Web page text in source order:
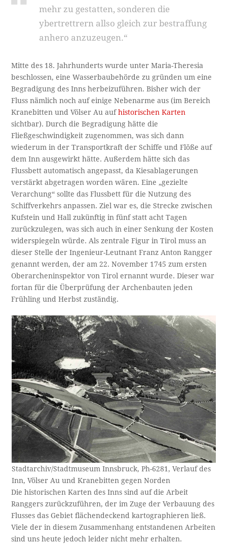
mehr zu gestatten, sonderen die
ybertrettrern allso gleich zur bestraffung
anhero anzuzeugen.“
Mitte des 18. Jahrhunderts wurde unter Maria-Theresia
beschlossen, eine Wasserbaubehörde zu gründen um eine
Begradigung des Inns herbeizuführen. Bisher wich der
Fluss nämlich noch auf einige Nebenarme aus (im Bereich
Kranebitten und Völser Au aufhistorischen Karten
sichtbar). Durch die Begradigung hätte die
Fließgeschwindigkeit zugenommen, was sich dann
wiederum in der Transportkraft der Schiffe und Flöße auf
dem Inn ausgewirkt hätte. Außerdem hätte sich das
Flussbett automatisch angepasst, da Kiesablagerungen
verstärkt abgetragen worden wären. Eine „gezielte
Verarchung“ sollte das Flussbett für die Nutzung des
Schiffverkehrs anpassen. Ziel war es, die Strecke zwischen
Kufstein und Hall zukünftig in fünf statt acht Tagen
zurückzulegen, was sich auch in einer Senkung der Kosten
widerspiegeln würde. Als zentrale Figur in Tirol muss an
dieser Stelle der Ingenieur-Leutnant Franz Anton Rangger
genannt werden, der am 22. November 1745 zum ersten
Oberarcheninspektor von Tirol ernannt wurde. Dieser war
fortan für die Überprüfung der Archenbauten jeden
Frühling und Herbst zuständig.
Stadtarchiv/Stadtmuseum Innsbruck, Ph-6281, Verlauf des
Inn, Völser Au und Kranebitten gegen Norden
Die historischen Karten des Inns sind auf die Arbeit
Ranggers zurückzuführen, der im Zuge der Verbauung des
Flusses das Gebiet flächendeckend kartographieren ließ.
Viele der in diesem Zusammenhang entstandenen Arbeiten
sind uns heute jedoch leider nicht mehr erhalten.